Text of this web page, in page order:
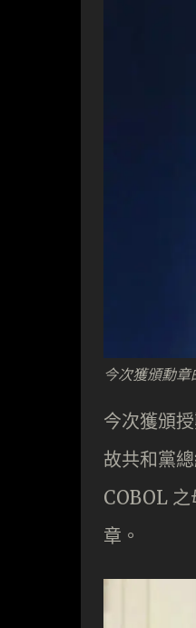
今次獲頒勳
今次獲頒
故共和黨
COBOL
章。